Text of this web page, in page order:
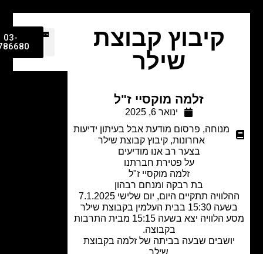
קיבוץ קבוצת
שילר
זלמה מוקסיי ז"ל
ינואר 6, 2025
מנוחה
פרסום מודעת אבל בעיתון ידיעות
אחרונות,קיבוץ קבוצת שילר
בצער רב אנו מודיעים
על פטירת חברתנו
זלמה מוקסיי ז"ל
בת רבקה ומנחם רבהון
תתקיים היום, יום שלישי 7.1.2025
מסע הלוויה יצא בשעה 15:15 מבית התרבות
בקבוצה.
שבעה בביתה של זלמה בקבוצת
03-
9786680